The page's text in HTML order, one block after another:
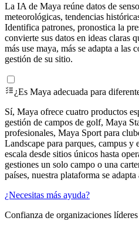
La IA de Maya reúne datos de
meteorológicas, tendencias
Identifica patrones, pronostica la
convierte sus datos en ideas claras
más use maya, más se adapta a las
gestión de su sitio.
¿Es Maya adecuada para
Sí, Maya ofrece cuatro productos
gestión de campos de golf, Maya
profesionales, Maya Sport para
Landscape para parques, campus y
escala desde sitios únicos hasta
gestiones un solo campo o una
países, nuestra plataforma se
¿Necesitas más ayuda?
Confianza de organizaciones